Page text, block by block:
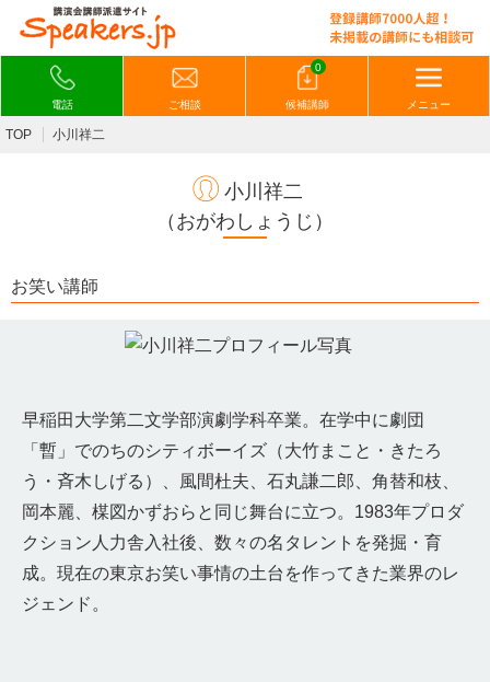
電話 ご相談
0
候補講師 メニュー
TOP 小川祥二
小川祥二
（おがわしょうじ）
お笑い講師
早稲田大学第二文学部演劇学科卒業。在学中に劇団
「暫」でのちのシティボーイズ（大竹まこと・きたろ
う・斉木しげる）、風間杜夫、石丸謙二郎、角替和枝、
岡本麗、楳図かずおらと同じ舞台に立つ。1983年プロダ
クション人力舎入社後、数々の名タレントを発掘・育
成。現在の東京お笑い事情の土台を作ってきた業界のレ
ジェンド。